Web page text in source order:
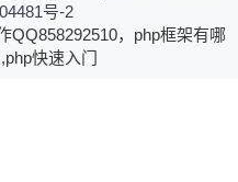
号-2
QQ858292510，php框架有哪
快速入门